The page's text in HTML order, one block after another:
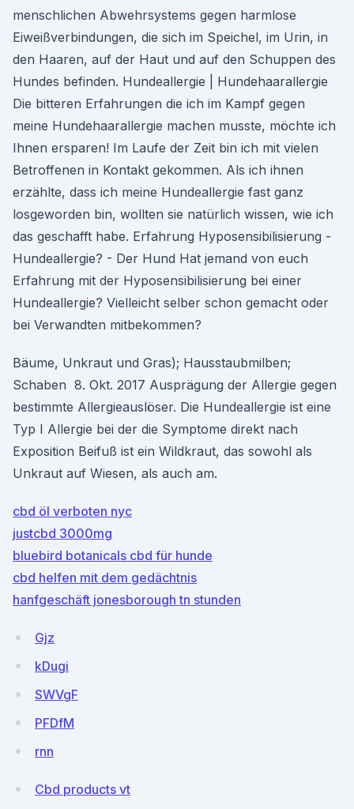
menschlichen Abwehrsystems gegen harmlose
Eiweißverbindungen, die sich im Speichel, im Urin, in
den Haaren, auf der Haut und auf den Schuppen des
Hundes befinden. Hundeallergie | Hundehaarallergie
Die bitteren Erfahrungen die ich im Kampf gegen
meine Hundehaarallergie machen musste, möchte ich
Ihnen ersparen! Im Laufe der Zeit bin ich mit vielen
Betroffenen in Kontakt gekommen. Als ich ihnen
erzählte, dass ich meine Hundeallergie fast ganz
losgeworden bin, wollten sie natürlich wissen, wie ich
das geschafft habe. Erfahrung Hyposensibilisierung -
Hundeallergie? - Der Hund Hat jemand von euch
Erfahrung mit der Hyposensibilisierung bei einer
Hundeallergie? Vielleicht selber schon gemacht oder
bei Verwandten mitbekommen?
Bäume, Unkraut und Gras); Hausstaubmilben;
Schaben 8. Okt. 2017 Ausprägung der Allergie gegen
bestimmte Allergieauslöser. Die Hundeallergie ist eine
Typ I Allergie bei der die Symptome direkt nach
Exposition Beifuß ist ein Wildkraut, das sowohl als
Unkraut auf Wiesen, als auch am.
cbd öl verboten nyc
justcbd 3000mg
bluebird botanicals cbd für hunde
cbd helfen mit dem gedächtnis
hanfgeschäft jonesborough tn stunden
Gjz
kDugi
SWVgF
PFDfM
rnn
Cbd products vt